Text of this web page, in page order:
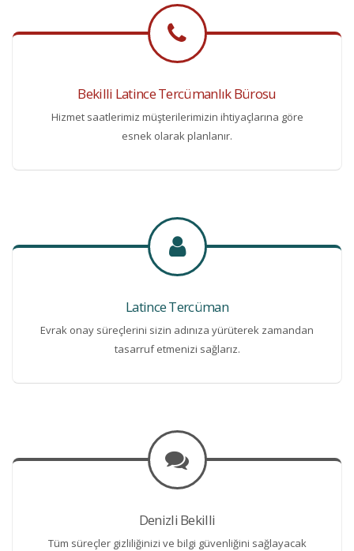
Bekilli Latince Tercümanlık Bürosu
Hizmet saatlerimiz müşterilerimizin ihtiyaçlarına göre
esnek olarak planlanır.
Latince Tercüman
Evrak onay süreçlerini sizin adınıza yürüterek zamandan
tasarruf etmenizi sağlarız.
Denizli Bekilli
Tüm süreçler gizliliğinizi ve bilgi güvenliğini sağlayacak